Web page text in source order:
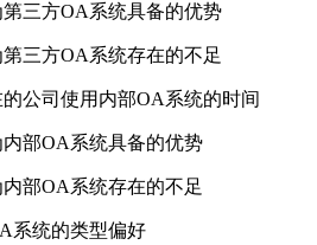
三方OA系统具备的优势
三方OA系统存在的不足
公司使用内部OA系统的时间
部OA系统具备的优势
部OA系统存在的不足
系统的类型偏好